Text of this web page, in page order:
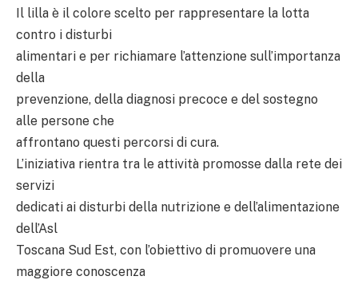
Il lilla è il colore scelto per rappresentare la lotta
contro i disturbi
alimentari e per richiamare l’attenzione sull’importanza
della
prevenzione, della diagnosi precoce e del sostegno
alle persone che
affrontano questi percorsi di cura.
L’iniziativa rientra tra le attività promosse dalla rete dei
servizi
dedicati ai disturbi della nutrizione e dell’alimentazione
dell’Asl
Toscana Sud Est, con l’obiettivo di promuovere una
maggiore conoscenza